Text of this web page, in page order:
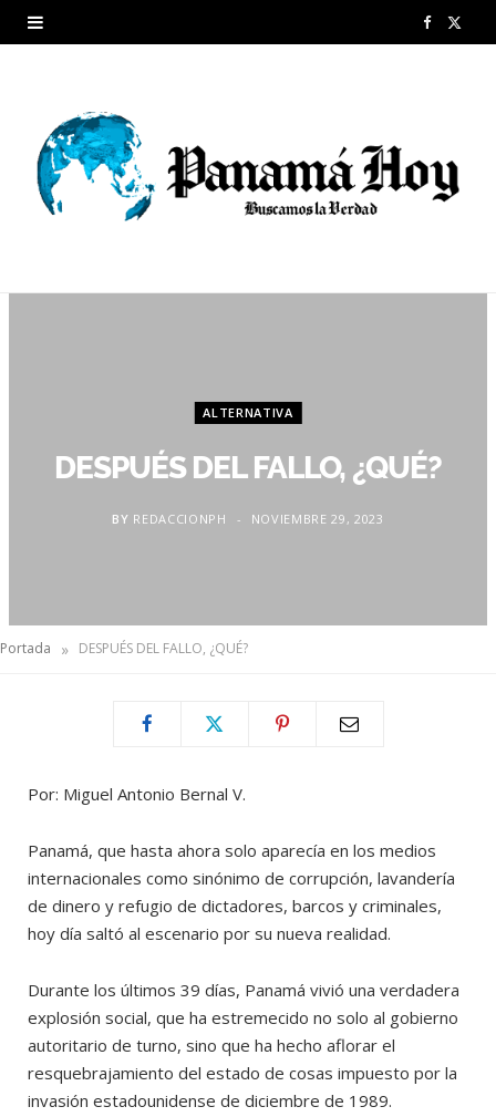
F
b
ALTERNATIVA
DESPUÉS DEL FALLO, ¿QUÉ?
BY REDACCIONPH NOVIEMBRE 29, 2023
Portada » DESPUÉS DEL FALLO, ¿QUÉ?
Por: Miguel Antonio Bernal V.
Panamá, que hasta ahora solo aparecía en los medios
internacionales como sinónimo de corrupción, lavandería
de dinero y refugio de dictadores, barcos y criminales,
hoy día saltó al escenario por su nueva realidad.
Durante los últimos 39 días, Panamá vivió una verdadera
explosión social, que ha estremecido no solo al gobierno
autoritario de turno, sino que ha hecho aflorar el
resquebrajamiento del estado de cosas impuesto por la
invasión estadounidense de diciembre de 1989.